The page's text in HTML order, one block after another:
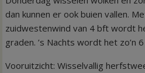
dan kunnen er ook buien vallen.
zuidwestenwind van 4 bft wordt
graden. ’s Nachts wordt het zo’n
Vooruitzicht: Wisselvallig